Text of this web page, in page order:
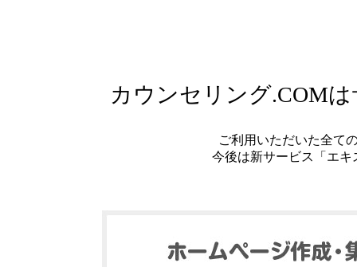
カウンセリング.COM
ご利用いただいた全て
今後は新サービス「エ